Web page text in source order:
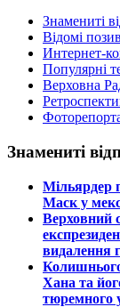
Знамениті
Відомі
Интернет-
Популярні
Верховна
Знамениті
​Мільярдер
Маск у
​Верховний
видалення
Хана та
тюремного